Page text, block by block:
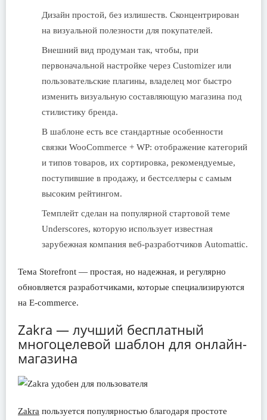
Дизайн простой, без излишеств. Сконцентрирован
на визуальной полезности для покупателей.
Внешний вид продуман так, чтобы, при
первоначальной настройке через Customizer или
пользовательские плагины, владелец мог быстро
изменить визуальную составляющую магазина под
стилистику бренда.
В шаблоне есть все стандартные особенности
связки WooCommerce + WP: отображение категорий
и типов товаров, их сортировка, рекомендуемые,
поступившие в продажу, и бестселлеры с самым
высоким рейтингом.
Темплейт сделан на популярной стартовой теме
Underscores, которую использует известная
зарубежная компания веб-разработчиков Automattic.
Тема Storefront — простая, но надежная, и регулярно
обновляется разработчиками, которые специализируются
на E-commerce.
Zakra — лучший бесплатный
многоцелевой шаблон для онлайн-
магазина
Zakra пользуется популярностью благодаря простоте